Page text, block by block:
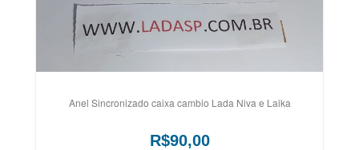
Anel Sincronizado caixa cambio Lada Niva e Laika
R$90,00